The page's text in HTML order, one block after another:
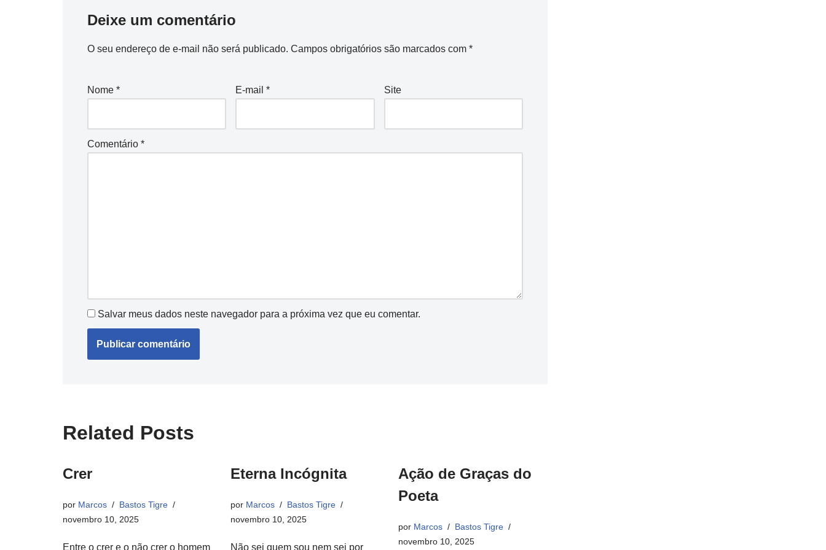
Deixe um comentário
O seu endereço de e-mail não será publicado. Campos obrigatórios são marcados com *
Nome * E-mail* Site
Comentário *
Salvar meus dados neste navegador para a próxima vez que eu comentar.
Related Posts
Crer
por Marcos
Bastos Tigre
novembro 10, 2025
Entre o crer e o não crer o homem
Eterna Incógnita
por Marcos
Bastos Tigre
novembro 10, 2025
Não sei quem sou nem sei por
Ação de Graças do
Poeta
por Marcos
Bastos Tigre
novembro 10, 2025